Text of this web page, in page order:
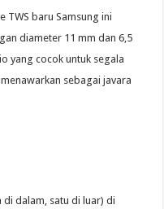
TWS baru Samsung ini
diameter 11 mm dan 6,5
yang cocok untuk segala
sebagai javara
dalam, satu di luar) di